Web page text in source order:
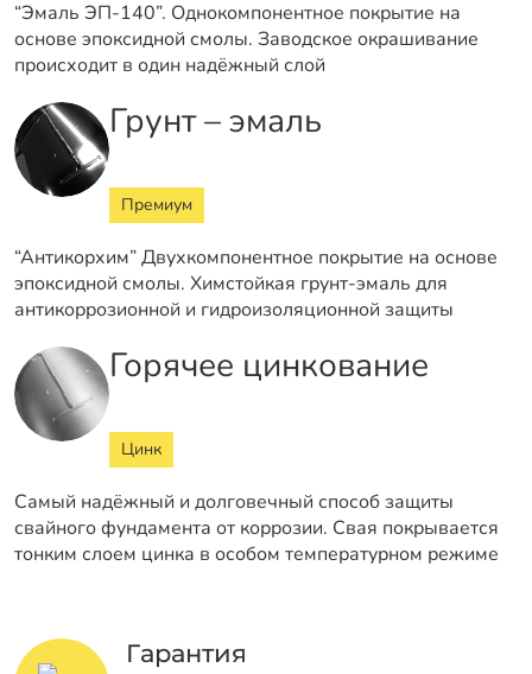
“Эмаль ЭП-140”. Однокомпонентное покрытие на
основе эпоксидной смолы. Заводское окрашивание
происходит в один надёжный слой
Грунт – эмаль
Премиум
“Антикорхим” Двухкомпонентное покрытие на основе
эпоксидной смолы. Химстойкая грунт-эмаль для
антикоррозионной и гидроизоляционной защиты
Горячее цинкование
Цинк
Самый надёжный и долговечный способ защиты
свайного фундамента от коррозии. Свая покрывается
тонким слоем цинка в особом температурном режиме
Гарантия